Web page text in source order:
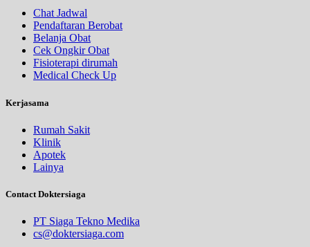
Chat Jadwal
Pendaftaran Berobat
Belanja Obat
Cek Ongkir Obat
Fisioterapi dirumah
Medical Check Up
Kerjasama
Rumah Sakit
Klinik
Apotek
Lainya
Contact Doktersiaga
PT Siaga Tekno Medika
cs@doktersiaga.com